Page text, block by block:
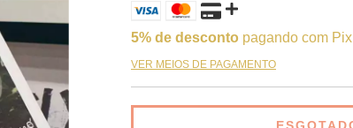
5% de desconto pagando com Pix
VER MEIOS DE PAGAMENTO